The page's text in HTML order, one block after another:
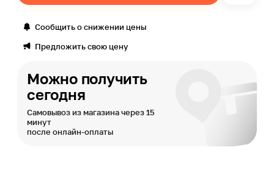
Сообщить о снижении цены
Предложить свою цену
Можно получить
сегодня
Самовывоз из магазина через 15
минут
после онлайн-оплаты